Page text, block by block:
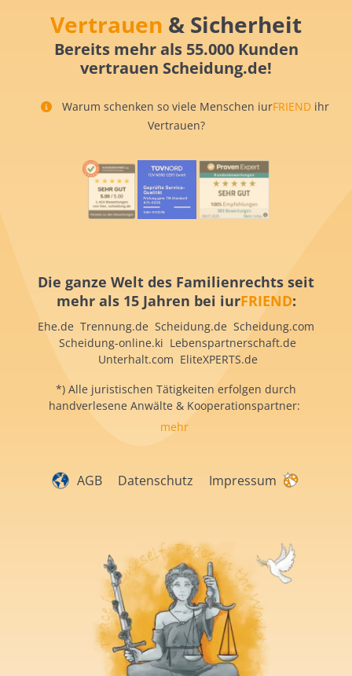
Vertrauen & Sicherheit
Bereits mehr als 55.000 Kunden
vertrauen Scheidung.de!
Warum schenken so viele Menschen iurFRIEND ihr
Vertrauen?
Die ganze Welt des Familienrechts seit
mehr als 15 Jahren bei iurFRIEND:
Ehe.de Trennung.de Scheidung.de Scheidung.com
Scheidung-online.ki Lebenspartnerschaft.de
Unterhalt.com EliteXPERTS.de
*) Alle juristischen Tätigkeiten erfolgen durch
handverlesene Anwälte & Kooperationspartner:
mehr
AGB Datenschutz Impressum